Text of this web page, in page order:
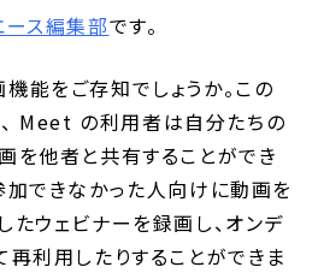
ース編集部です。
をご存知でしょうか。この
Meet の利用者は自分たちの
を他者と共有することができ
加できなかった人向けに動画を
たウェビナーを録画し、オンデ
再利用したりすることができま